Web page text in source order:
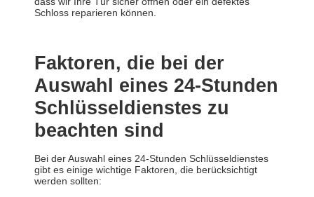
Schloss reparieren können.
Faktoren, die bei der
Auswahl eines 24-Stunden
Schlüsseldienstes zu
beachten sind
Bei der Auswahl eines 24-Stunden Schlüsseldienstes
gibt es einige wichtige Faktoren, die berücksichtigt
werden sollten: